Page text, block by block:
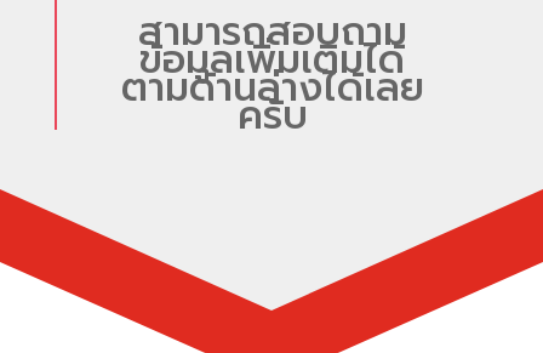
สามารถสอบถาม
ข้อมูลเพิ่มเติมได้
ตามด้านล่างได้เลย
ครับ